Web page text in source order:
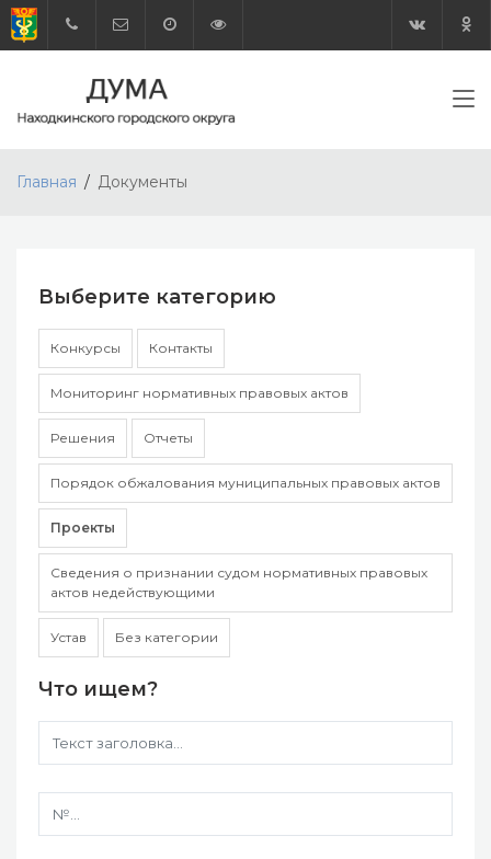
Главная Документы
Выберите категорию
Конкурсы Контакты
Мониторинг нормативных правовых актов
Решения Отчеты
Порядок обжалования муниципальных правовых актов
Проекты
Сведения о признании судом нормативных правовых
актов недействующими
Устав Без категории
Что ищем?